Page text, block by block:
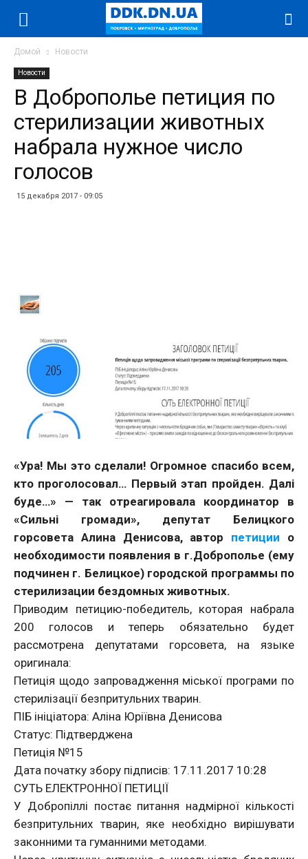
Домой Новости
Новости
В Доброполье петиция по
стерилизации животных
набрала нужное число
голосов
15 декабря 2017 - 09:05
«Ура! Мы это сделали! Огромное спасибо всем,
кто проголосовал… Первый этап пройден. Далі
буде…» — так отреагировала координатор в
«Сильні громади», депутат Белицкого
горсовета Алина Денисова, автор петиции о
необходимости появления в г.Доброполье (ему
подчинен г. Белицкое) городской программы по
стерилизации бездомных животных.
Приводим петицию-победитель, которая набрала
200 голосов и теперь обязательно будет
рассмотрена депутатами горсовета, на языке
оригинала:
Петиція щодо запровадження міської програми по
стерилізації безпритульних тварин.
ПІБ ініціатора: Аліна Юріївна Денисова
Статус: Підтверджена
Петиція №15
Дата початку збору підписів: 17.11.2017 10:28
СУТЬ ЕЛЕКТРОННОЇ ПЕТИЦІЇ
У Добропіллі постає питання надмірної кількості
безпритульних тварин, яке необхідно вирішувати
законними та гуманними методами.